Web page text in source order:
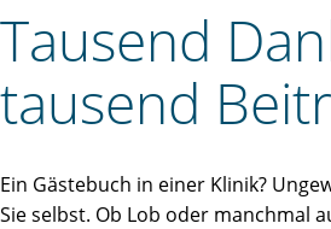
Tausend
tausend
Ein Gästebuch in einer Klinik?
Sie selbst. Ob Lob oder manchmal